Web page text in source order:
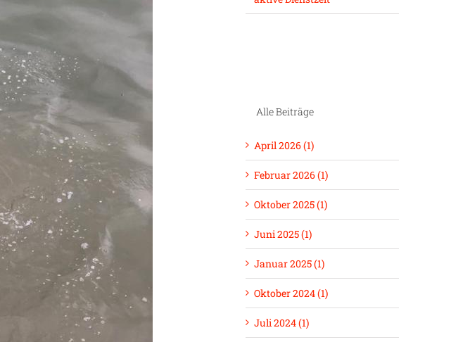
Alle Beiträge
April 2026 (1)
Februar 2026 (1)
Oktober 2025 (1)
Juni 2025 (1)
Januar 2025 (1)
Oktober 2024 (1)
Juli 2024 (1)